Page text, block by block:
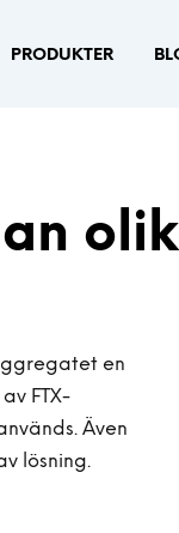
PRODUKTER
en
FTX-
Även
lösning.